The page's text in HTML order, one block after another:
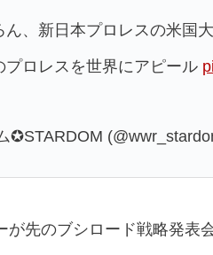
ん、新日本プロレスの米国
プロレスを世界にアピール
✪STARDOM
が先のブシロード戦略発表